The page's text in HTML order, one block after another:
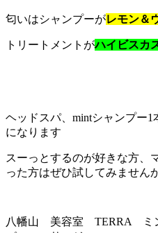
匂いはシャンプーがレモン＆
トリートメントがハイビスカ
ヘッドスパ、mintシャンプー1
になります
スーっとするのが好きな方、
った方はぜひ試してみません
八幡山 美容室 TERRA ミ